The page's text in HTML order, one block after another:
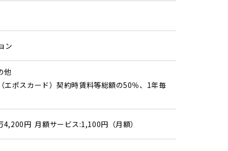
ン
他
エポスカード）契約時賃料等総額の50％、1年毎
4,200円 月額サービス:1,100円（月額）